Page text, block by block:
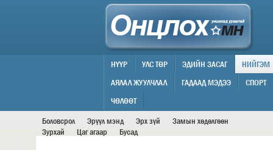
НИЙГЭМ
НҮҮР УЛС ТӨР ЭДИЙН ЗАСАГ
НИЙГЭМ
АЯЛАЛ ЖУУЛЧЛАЛ
ГАДААД МЭДЭЭ
СПОРТ
ЧӨЛӨӨТ
Боловсрол
Эрүүл мэнд Эрх зүй
Замын хөдөлгөөн
Зурхай
Цаг агаар Бусад